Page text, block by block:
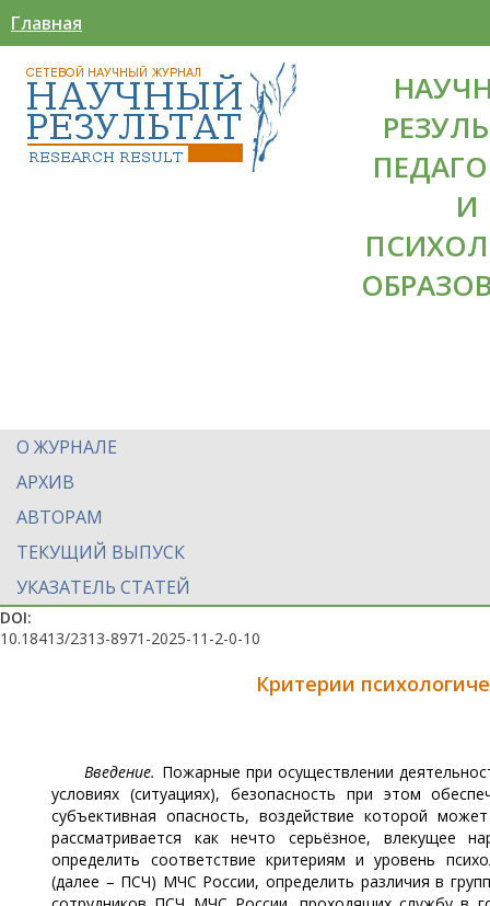
Главная
И
О ЖУРНАЛЕ
АРХИВ
АВТОРАМ
ТЕКУЩИЙ ВЫПУСК
УКАЗАТЕЛЬ СТАТЕЙ
DOI:
10.18413/2313-8971-2025-11-2-0-10
Критерии
Введение. Пожарные при осуществлении
условиях (ситуациях), безопасность при этом
субъективная опасность, воздействие которой
рассматривается как нечто серьёзное, влекущее
определить соответствие критериям и уровень
(далее – ПСЧ) МЧС России, определить различия в